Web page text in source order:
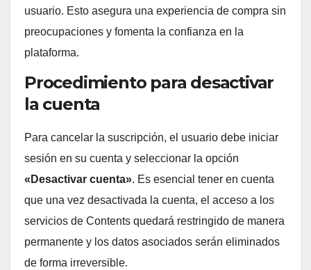
usuario. Esto asegura una experiencia de compra sin
preocupaciones y fomenta la confianza en la
plataforma.
Procedimiento para desactivar
la cuenta
Para cancelar la suscripción, el usuario debe iniciar
sesión en su cuenta y seleccionar la opción
«Desactivar cuenta». Es esencial tener en cuenta
que una vez desactivada la cuenta, el acceso a los
servicios de Contents quedará restringido de manera
permanente y los datos asociados serán eliminados
de forma irreversible.